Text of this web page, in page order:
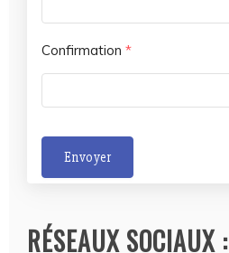
Confirmation *
Envoyer
t
RÉSEAUX SOCIAUX :